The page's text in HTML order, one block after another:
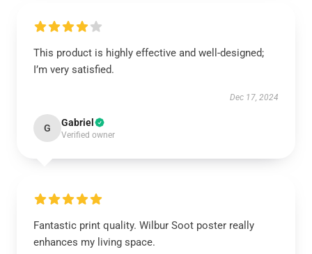
This product is highly effective and well-designed;
I’m very satisfied.
Dec 17, 2024
G Gabriel
Verified owner
Fantastic print quality. Wilbur Soot poster really
enhances my living space.